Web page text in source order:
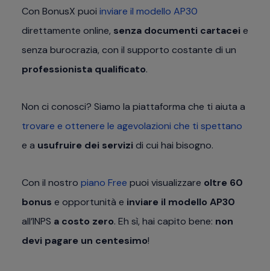
Con BonusX puoi inviare il modello AP30
direttamente online, senza documenti cartacei e
senza burocrazia, con il supporto costante di un
professionista qualificato.
Non ci conosci? Siamo la piattaforma che ti aiuta a
trovare e ottenere le agevolazioni che ti spettano
e a usufruire dei servizi di cui hai bisogno.
Con il nostro piano Free puoi visualizzare oltre 60
bonus e opportunità e inviare il modello AP30
all’INPS a costo zero. Eh sì, hai capito bene: non
devi pagare un centesimo!